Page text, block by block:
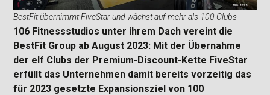
BestFit übernimmt FiveStar und wächst auf mehr als 100 Clubs
106 Fitnessstudios unter ihrem Dach vereint die
BestFit Group ab August 2023: Mit der Übernahme
der elf Clubs der Premium-Discount-Kette FiveStar
erfüllt das Unternehmen damit bereits vorzeitig das
für 2023 gesetzte Expansionsziel von 100